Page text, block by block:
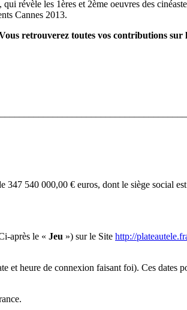
révèle les 1ères et 2ème oeuvres des
Cannes 2013.
retrouverez toutes vos contributions sur
540 000,00 € euros, dont le siège social
après le « Jeu ») sur le Site http://
et heure de connexion faisant foi). Ces dates